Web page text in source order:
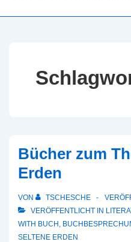
Bücher zum
Erden
VON TSCHESCHE
VERÖFFENTLICHT IN
WITH BUCH,
SELTENE ERDEN